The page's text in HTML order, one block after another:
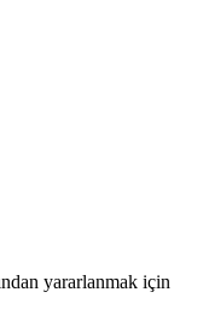
yararlanmak için